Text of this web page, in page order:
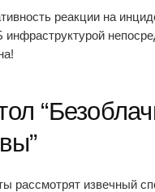
реакции на
рассмотрят извечный